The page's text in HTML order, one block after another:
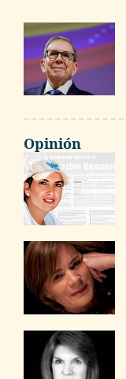
Opinión